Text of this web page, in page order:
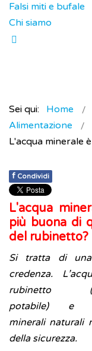
Falsi miti e bufale
Chi siamo
Sei qui: Home
Alimentazione
L'acqua minerale
f Condividi
L'acqua
più buona di
del rubinetto?
Si tratta di
credenza.
rubinetto
potabile) e
minerali naturali
della sicurezza.